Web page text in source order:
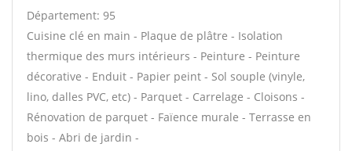
Département: 95
Cuisine clé en main - Plaque de plâtre - Isolation
thermique des murs intérieurs - Peinture - Peinture
décorative - Enduit - Papier peint - Sol souple (vinyle,
lino, dalles PVC, etc) - Parquet - Carrelage - Cloisons -
Rénovation de parquet - Faïence murale - Terrasse en
bois - Abri de jardin -